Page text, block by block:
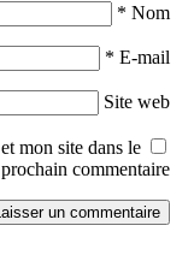
Nom
*
E-mail
*
Site web
mon site dans le
commentaire.